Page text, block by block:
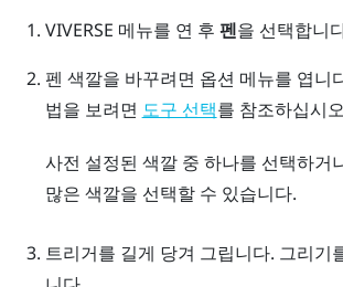
VIVERSE 메뉴를 연 후 펜을 선택합니
펜 색깔을 바꾸려면 옵션 메뉴를 엽니
법을 보려면 도구 선택를 참조하십시
사전 설정된 색깔 중 하나를 선택하거
많은 색깔을 선택할 수 있습니다.
트리거를 길게 당겨 그립니다. 그리기